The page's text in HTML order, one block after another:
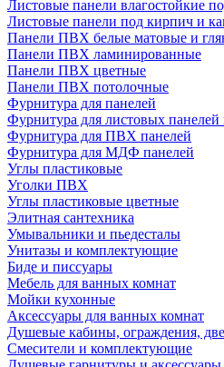
Листовые панели влагостойкие
Листовые панели под кирпич и
Панели ПВХ белые матовые и
Панели ПВХ ламинированные
Панели ПВХ цветные
Панели ПВХ потолочные
Фурнитура для панелей
Фурнитура для листовых панелей
Фурнитура для ПВХ панелей
Фурнитура для МДФ панелей
Углы пластиковые
Уголки ПВХ
Углы пластиковые цветные
Элитная сантехника
Умывальники и пьедесталы
Унитазы и комплектующие
Биде и писсуары
Мебель для ванных комнат
Мойки кухонные
Аксессуары для ванных комнат
Душевые кабины, ограждения,
Смесители и комплектующие